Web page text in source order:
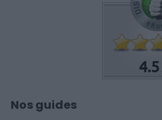
4.5
Nos guides